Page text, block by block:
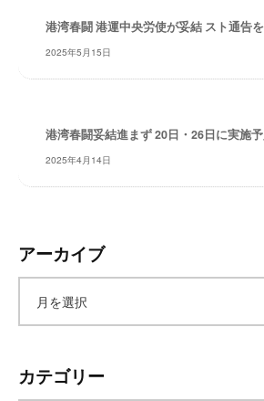
ー
港湾春闘 港運中央労使が妥結 スト通告
2025年5月15日
港湾春闘妥結進まず 20日・26日に実施
2025年4月14日
アーカイブ
カテゴリー